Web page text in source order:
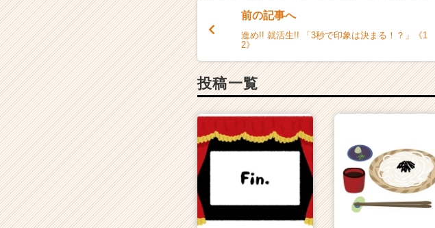
前の記事へ
進め!! 就活生!! 「3秒で印象は決まる！？」《1
2》
投稿一覧